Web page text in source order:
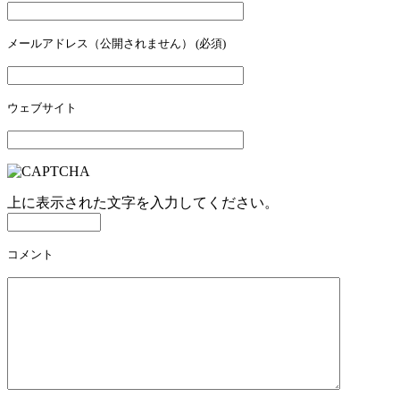
メールアドレス（公開されません） (必須)
ウェブサイト
上に表示された文字を入力してください。
コメント